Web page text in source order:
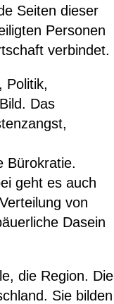
Seiten dieser
Personen
verbindet.
Politik,
Das
,
Bürokratie.
geht es auch
von
Dasein
, die Region. Die
Sie bilden